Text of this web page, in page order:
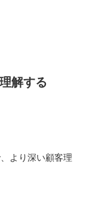
解する
より深い顧客理